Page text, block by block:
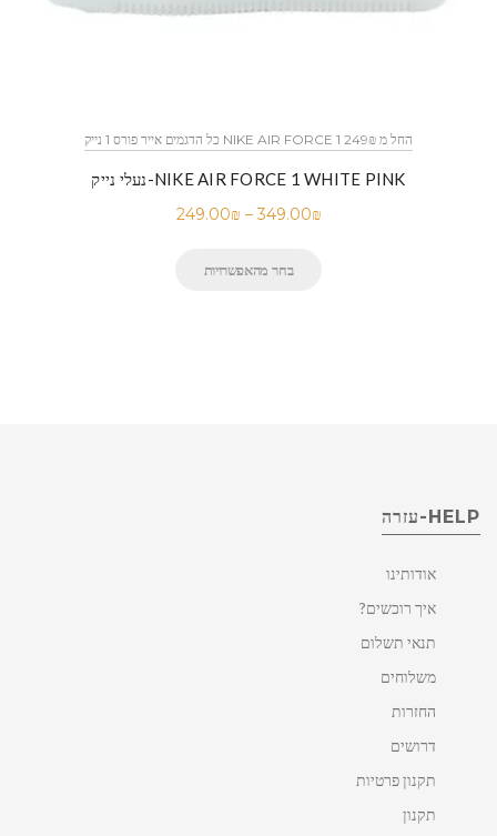
כל הדגמים אייר פורס 1 נייק NIKE AIR FORCE 1 החל מ 249₪
נעלי נייק-NIKE AIR FORCE 1 WHITE PINK
249.00₪ – 349.00₪
בחר מהאפשרויות
HELP-עזרה
אודותינו
איך רוכשים?
תנאי תשלום
משלוחים
החזרות
דרושים
תקנון פרטיות
תקנון